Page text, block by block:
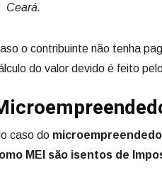
Ceará.
o contribuinte não tenha
do valor devido é feito
caso do
MEI são isentos de